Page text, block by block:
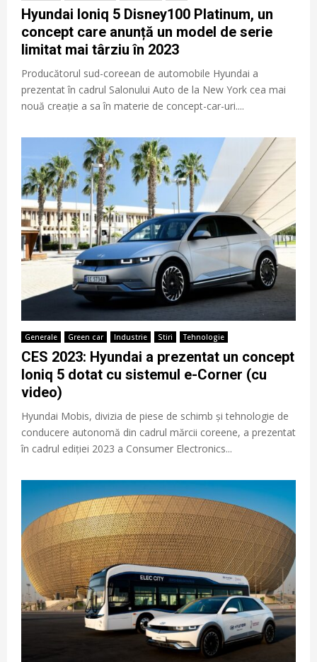
Hyundai Ioniq 5 Disney100 Platinum, un
concept care anunță un model de serie
limitat mai târziu în 2023
Producătorul sud-coreean de automobile Hyundai a
prezentat în cadrul Salonului Auto de la New York cea mai
nouă creație a sa în materie de concept-car-uri....
Generale Green car Industrie Stiri Tehnologie
CES 2023: Hyundai a prezentat un concept
Ioniq 5 dotat cu sistemul e-Corner (cu
video)
Hyundai Mobis, divizia de piese de schimb și tehnologie de
conducere autonomă din cadrul mărcii coreene, a prezentat
în cadrul ediției 2023 a Consumer Electronics...